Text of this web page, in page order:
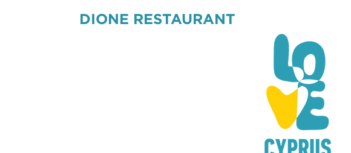
DIONE RESTAURANT